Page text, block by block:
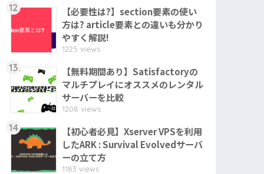
12
【必要性は?】section要素の使い
方は? article要素との違いも分かり
やすく解説!
1225 views
13
【無料期間あり】Satisfactoryの
マルチプレイにオススメのレンタル
サーバーを比較
1208 views
14
【初心者必見】Xserver VPSを利用
したARK : Survival Evolvedサーバ
ーの立て方
1183 views